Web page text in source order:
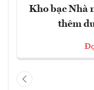
Kho bạc Nhà
thêm